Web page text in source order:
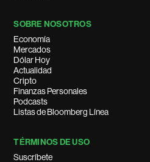
SOBRE NOSOTROS
Economía
Mercados
Dólar Hoy
Actualidad
Cripto
Finanzas Personales
Podcasts
Listas de Bloomberg Línea
TÉRMINOS DE USO
Suscríbete